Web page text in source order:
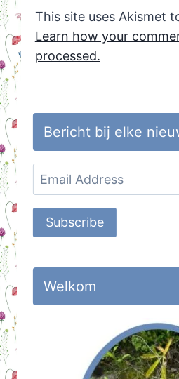
This site uses Akismet
Learn how your
processed.
Bericht bij elke
Email
Address
Subscribe
Welkom